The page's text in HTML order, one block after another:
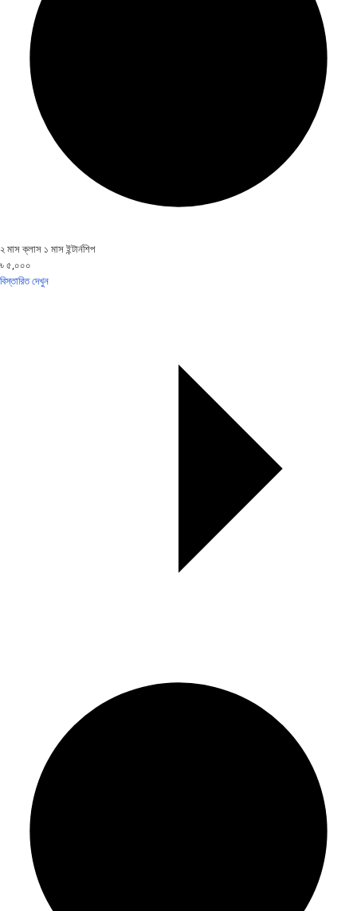
২ মাস ক্লাস ১ মাস ইন্টার্নশিপ
৳ ৫,০০০
বিস্তারিত দেখুন